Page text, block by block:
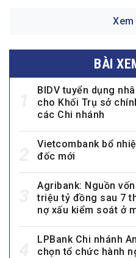
BÀI
BIDV tuyển dụng
cho Khối Trụ sở
các Chi nhánh
Vietcombank bổ
đốc mới
Agribank: Nguồn
triệu tỷ đồng sau 7
nợ xấu kiểm soát ở
LPBank Chi nhánh
chọn tổ chức hành